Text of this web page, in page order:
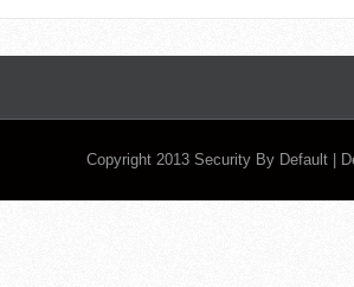
Copyright 2013 Security By Default |